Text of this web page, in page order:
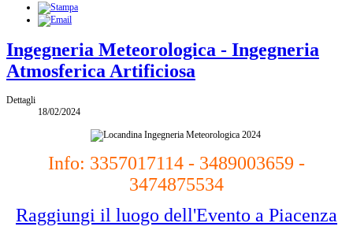
Ingegneria Meteorologica - Ingegneria
Atmosferica Artificiosa
Dettagli
18/02/2024
Info: 3357017114 - 3489003659 -
3474875534
Raggiungi il luogo dell'Evento a Piacenza